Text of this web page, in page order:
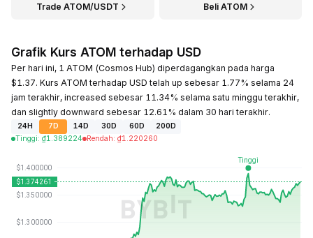
Trade ATOM/USDT Beli ATOM
Grafik Kurs ATOM terhadap USD
Per hari ini, 1 ATOM (Cosmos Hub) diperdagangkan pada harga
$1.37. Kurs ATOM terhadap USD telah up sebesar 1.77% selama 24
jam terakhir, increased sebesar 11.34% selama satu minggu terakhir,
dan slightly downward sebesar 12.61% dalam 30 hari terakhir.
24H 7D 14D 30D 60D
200D
Tinggi: ₫1.389224 Rendah: ₫1.220260